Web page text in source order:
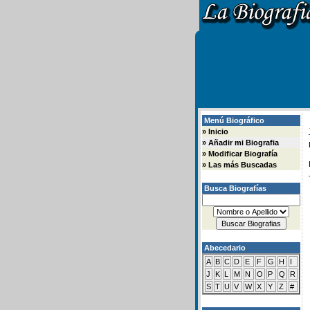
Menú Biográfico
» Inicio
» Añadir mi Biografia
» Modificar Biografía
» Las más Buscadas
Busca Biografías
Abecedario
A B C D E F G H
I
J
K L M N O P Q
R
S T U V W X Y Z #